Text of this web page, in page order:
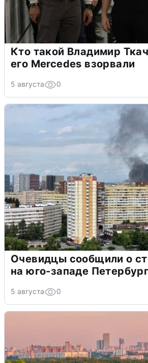
Кто такой Владимир
его Mercedes взорвали
5 августа 0
Очевидцы сообщили о
на юго-западе
5 августа 0